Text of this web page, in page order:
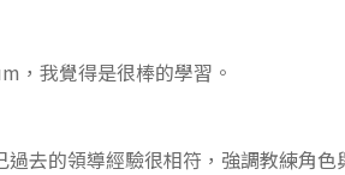
，我覺得是很棒的學習。
去的領導經驗很相符，強調教練角色